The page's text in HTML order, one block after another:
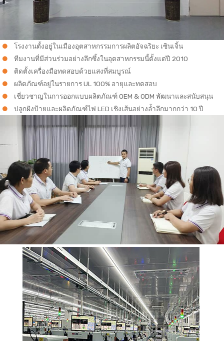
โรงงานตั้งอยู่ในเมืองอุตสาหกรรมการผลิตอัจฉริยะ เซินเจิ้น
ทีมงานที่มีส่วนร่วมอย่างลึกซึ้งในอุตสาหกรรมนี้ตั้งแต่ปี 2010
ติดตั้งเครื่องมือทดสอบด้วยแสงที่สมบูรณ์
ผลิตภัณฑ์อยู่ในรายการ UL 100% อายุและทดสอบ
เชี่ยวชาญในการออกแบบผลิตภัณฑ์ OEM & ODM พัฒนาและสนับสนุน
ปลูกฝังป้ายและผลิตภัณฑ์ไฟ LED เชิงเส้นอย่างล้ำลึกมากกว่า 10 ปี